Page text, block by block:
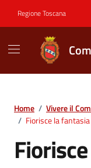
Regione Toscana
Home / Vivere il
/ Fiorisce la fantasia